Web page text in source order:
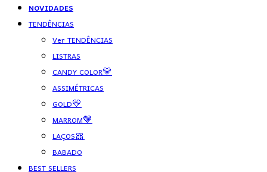
NOVIDADES
TENDÊNCIAS
Ver TENDÊNCIAS
LISTRAS
CANDY COLOR💛
ASSIMÉTRICAS
GOLD💛
MARROM🤎
LAÇOS🎀
BABADO
BEST SELLERS